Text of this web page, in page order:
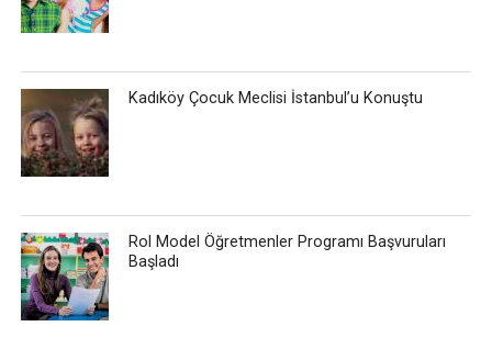
Kadıköy Çocuk Meclisi İstanbul’u Konuştu
Rol Model Öğretmenler Programı Başvuruları
Başladı